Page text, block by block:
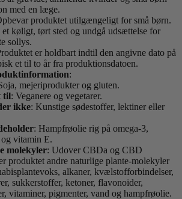
med en læge.
produktet utilgængeligt for små børn.
et køligt, tørt sted og undgå udsættelse for
sollys.
er holdbart indtil den angivne dato på
et til to år fra produktionsdatoen.
:
mejeriprodukter og gluten.
til: Veganere og vegetarer.
ikke: Kunstige sødestoffer, lektiner eller
: Hampfrøolie rig på omega-3,
vitamin E.
molekyler: Udover CBDa og CBD
produktet andre naturlige plante-molekyler
alkaner, kvælstofforbindelser,
sukkerstoffer, ketoner, flavonoider,
vitaminer, pigmenter, vand og hampfrøolie.